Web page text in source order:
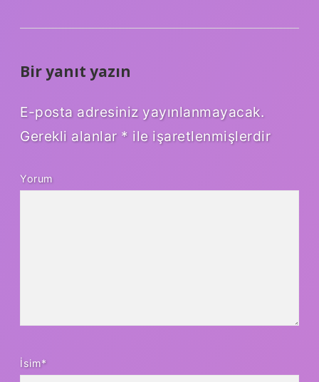
Bir yanıt yazın
E-posta adresiniz yayınlanmayacak.
Gerekli alanlar * ile işaretlenmişlerdir
Yorum
İsim*